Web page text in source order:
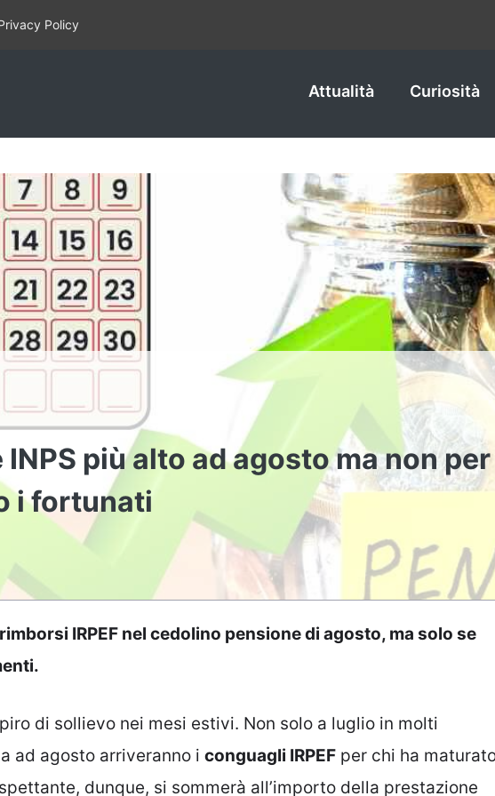
Policy
Attualità Curiosità
più alto ad agosto ma non per
i fortunati
IRPEF nel cedolino pensione di agosto, ma solo se
di sollievo nei mesi estivi. Non solo a luglio in molti
ad agosto arriveranno i conguagli IRPEF per chi ha
dunque, si sommerà all’importo della prestazione